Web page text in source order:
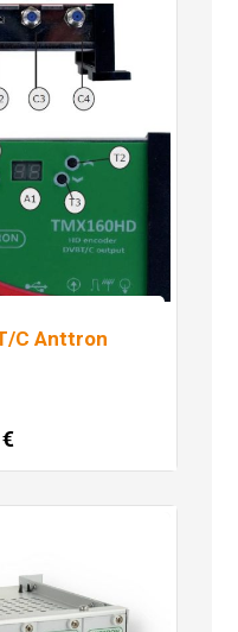
C Anttron
€